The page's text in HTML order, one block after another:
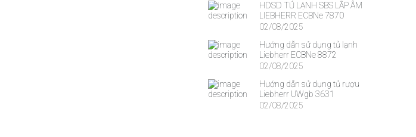
HDSD TỦ LẠNH SBS LẮP ÂM
LIEBHERR ECBNe 7870
02/08/2025
Hướng dẫn sử dụng tủ lạnh
Liebherr ECBNe 8872
02/08/2025
Hướng dẫn sử dụng tủ rượu
Liebherr UWgb 3631
02/08/2025